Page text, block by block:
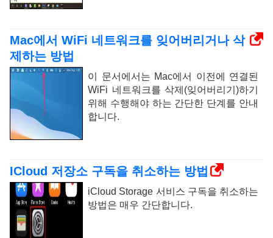
Mac에서 WiFi 네트워크를 잊어버리거나 삭
제하는 방법
이 문서에서는 Mac에서 이전에 연결된
WiFi 네트워크를 삭제(잊어버리기)하기
위해 수행해야 하는 간단한 단계를 안내
합니다.
ICloud 저장소 구독을 취소하는 방법
iCloud Storage 서비스 구독을 취소하는
방법은 매우 간단합니다.